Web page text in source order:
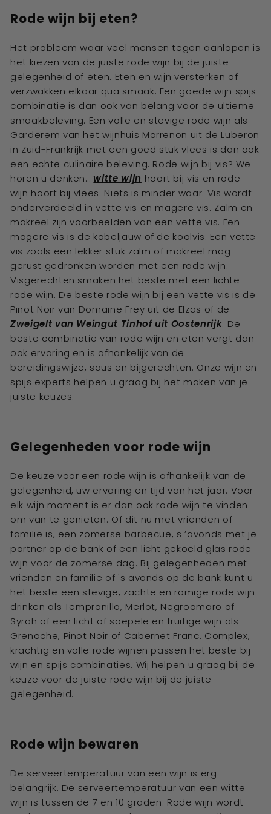
Rode wijn bij eten?
Het probleem waar veel mensen tegen aanlopen is
het kiezen van de juiste rode wijn bij de juiste
gelegenheid of eten. Eten en wijn versterken of
verzwakken elkaar qua smaak. Een goede wijn spijs
combinatie is dan ook van belang voor de ultieme
smaakbeleving. Een volle en stevige rode wijn als
Garderem van het wijnhuis Marrenon uit de Luberon
in Zuid-Frankrijk met een goed stuk vlees is dan ook
een echte culinaire beleving. Rode wijn bij vis? We
horen u denken… witte wijn hoort bij vis en rode
wijn hoort bij vlees. Niets is minder waar. Vis wordt
onderverdeeld in vette vis en magere vis. Zalm en
makreel zijn voorbeelden van een vette vis. Een
magere vis is de kabeljauw of de koolvis. Een vette
vis zoals een lekker stuk zalm of makreel mag
gerust gedronken worden met een rode wijn.
Visgerechten smaken het beste met een lichte
rode wijn. De beste rode wijn bij een vette vis is de
Pinot Noir van Domaine Frey uit de Elzas of de
Zweigelt van Weingut Tinhof uit Oostenrijk. De
beste combinatie van rode wijn en eten vergt dan
ook ervaring en is afhankelijk van de
bereidingswijze, saus en bijgerechten. Onze wijn en
spijs experts helpen u graag bij het maken van je
juiste keuzes.
Gelegenheden voor rode wijn
De keuze voor een rode wijn is afhankelijk van de
gelegenheid, uw ervaring en tijd van het jaar. Voor
elk wijn moment is er dan ook rode wijn te vinden
om van te genieten. Of dit nu met vrienden of
familie is, een zomerse barbecue, s ’avonds met je
partner op de bank of een licht gekoeld glas rode
wijn voor de zomerse dag. Bij gelegenheden met
vrienden en familie of 's avonds op de bank kunt u
het beste een stevige, zachte en romige rode wijn
drinken als Tempranillo, Merlot, Negroamaro of
Syrah of een licht of soepele en fruitige wijn als
Grenache, Pinot Noir of Cabernet Franc. Complex,
krachtig en volle rode wijnen passen het beste bij
wijn en spijs combinaties. Wij helpen u graag bij de
keuze voor de juiste rode wijn bij de juiste
gelegenheid.
Rode wijn bewaren
De serveertemperatuur van een wijn is erg
belangrijk. De serveertemperatuur van een witte
wijn is tussen de 7 en 10 graden. Rode wijn wordt